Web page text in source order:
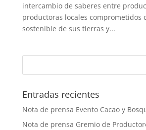
intercambio de saberes entre
productoras locales comprometidos
sostenible de sus tierras y...
Entradas recientes
Nota de prensa Evento Cacao y
Nota de prensa Gremio de